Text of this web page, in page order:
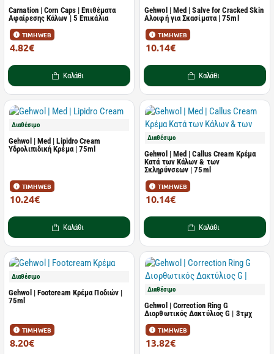
Carnation | Corn Caps | Επιθέματα
Αφαίρεσης Κάλων | 5 Επικάλια
ΤΙΜΗ WEB
4.82€
Καλάθι
Gehwol | Med | Salve for Cracked Skin
Αλοιφή για Σκασίματα | 75ml
ΤΙΜΗ WEB
10.14€
Καλάθι
Διαθέσιμο
Gehwol | Med | Lipidro Cream
Υδρολιπιδική Κρέμα | 75ml
ΤΙΜΗ WEB
10.24€
Καλάθι
Διαθέσιμο
Gehwol | Med | Callus Cream Κρέμα
Κατά των Κάλων & των
Σκληρύνσεων | 75ml
ΤΙΜΗ WEB
10.14€
Καλάθι
Διαθέσιμο
Gehwol | Footcream Κρέμα Ποδιών |
75ml
ΤΙΜΗ WEB
8.20€
Διαθέσιμο
Gehwol | Correction Ring G
Διορθωτικός Δακτύλιος G | 3τμχ
ΤΙΜΗ WEB
13.82€